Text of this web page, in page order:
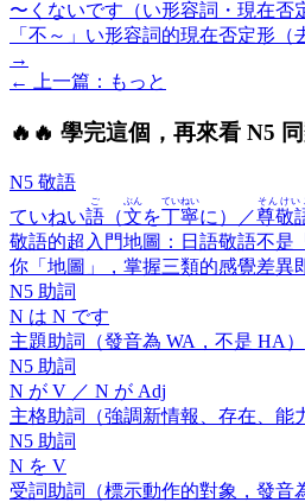
〜くないです（い形容詞・現在否
「不～」い形容詞的現在否定形（
→
← 上一篇 ： もっと
🔥 🔥 學完這個，再來看 N5
N5 敬語
ていねい語
ご
（文
ぶん
を丁寧
ていねい
に）／尊敬
そんけい
敬語的超入門地圖：日語敬語不
你「地圖」，掌握三類的感覺差異
N5 助詞
N は N です
主題助詞（發音為 WA，不是 HA）
N5 助詞
N が V ／ N が Adj
主格助詞（強調新情報、存在、能
N5 助詞
N を V
受詞助詞（標示動作的對象，發音